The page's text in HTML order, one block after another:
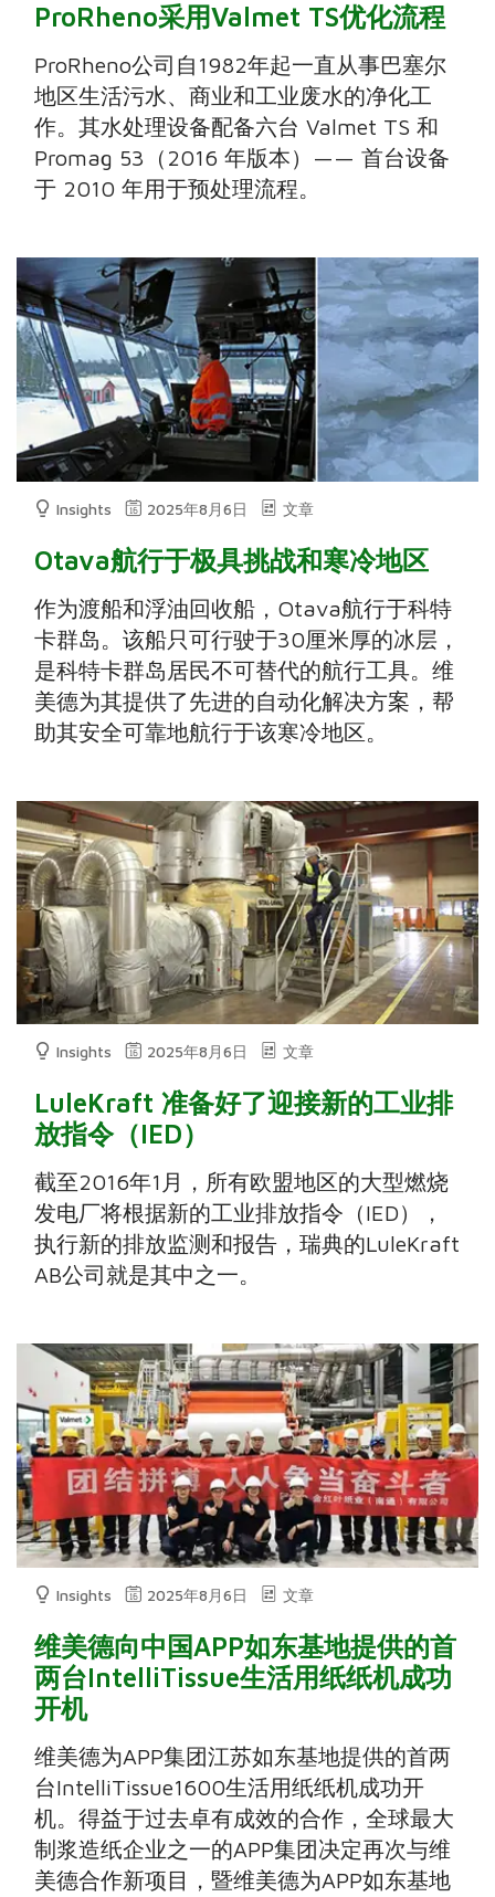
ProRheno采用Valmet TS优化流程
ProRheno公司自1982年起一直从事巴塞尔
地区生活污水、商业和工业废水的净化工
作。其水处理设备配备六台 Valmet TS 和
Promag 53（2016 年版本）—— 首台设备
于 2010 年用于预处理流程。
Insights 2025年8月6日 文章
Otava航行于极具挑战和寒冷地区
作为渡船和浮油回收船，Otava航行于科特
卡群岛。该船只可行驶于30厘米厚的冰层，
是科特卡群岛居民不可替代的航行工具。维
美德为其提供了先进的自动化解决方案，帮
助其安全可靠地航行于该寒冷地区。
Insights 2025年8月6日 文章
LuleKraft 准备好了迎接新的工业排
放指令（IED）
截至2016年1月，所有欧盟地区的大型燃烧
发电厂将根据新的工业排放指令（IED），
执行新的排放监测和报告，瑞典的LuleKraft
AB公司就是其中之一。
Insights 2025年8月6日 文章
维美德向中国APP如东基地提供的首
两台IntelliTissue生活用纸纸机成功
开机
维美德为APP集团江苏如东基地提供的首两
台IntelliTissue1600生活用纸纸机成功开
机。得益于过去卓有成效的合作，全球最大
制浆造纸企业之一的APP集团决定再次与维
美德合作新项目，暨维美德为APP如东基地